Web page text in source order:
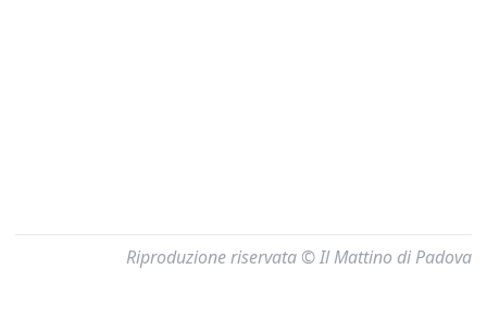
Riproduzione riservata © Il Mattino di Padova